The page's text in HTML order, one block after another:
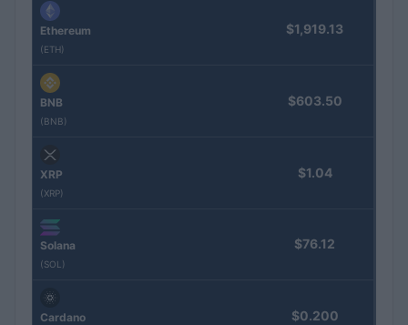
Ethereum
(ETH)
$1,919.13
BNB
(BNB)
$603.50
XRP
(XRP)
$1.04
Solana
(SOL)
$76.12
Cardano $0.200